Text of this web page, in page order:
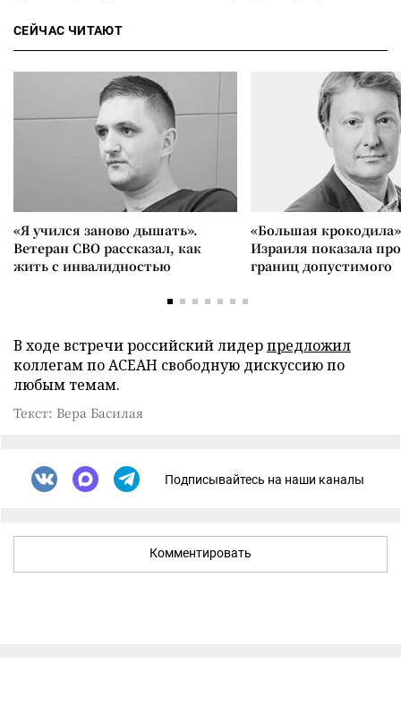
СЕЙЧАС ЧИТАЮТ
«Я учился заново дышать».
Ветеран СВО рассказал, как
жить с инвалидностью
«Большая
Израиля показала
границ допустимого
В ходе встречи российский лидерпредложил
коллегам по АСЕАН свободную дискуссию по
любым темам.
Текст: Вера Басилая
Подписывайтесь на наши каналы
Комментировать